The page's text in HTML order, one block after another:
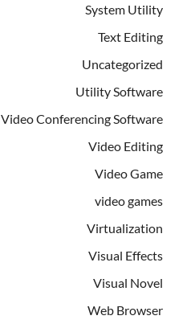
System Utility
Text Editing
Uncategorized
Utility Software
Video Conferencing Software
Video Editing
Video Game
video games
Virtualization
Visual Effects
Visual Novel
Web Browser